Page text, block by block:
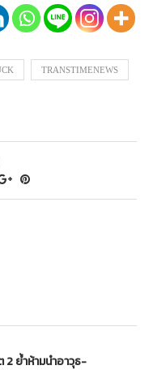
TRANSTIMENEWS
ย้ำห้ามนำอาวุธ-